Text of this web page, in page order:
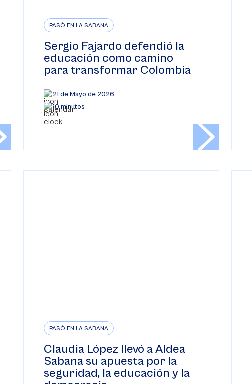
PASÓ EN LA SABANA
Sergio Fajardo defendió la
educación como camino
para transformar Colombia
21 de Mayo de 2026
10 minutos
PASÓ EN LA SABANA
Claudia López llevó a Aldea
Sabana su apuesta por la
seguridad, la educación y la